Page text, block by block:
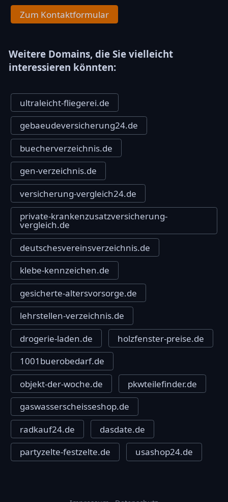
Zum Kontaktformular
Weitere Domains, die Sie vielleicht
interessieren könnten:
ultraleicht-fliegerei.de
gebaeudeversicherung24.de
buecherverzeichnis.de
gen-verzeichnis.de
versicherung-vergleich24.de
private-krankenzusatzversicherung-
vergleich.de
deutschesvereinsverzeichnis.de
klebe-kennzeichen.de
gesicherte-altersvorsorge.de
lehrstellen-verzeichnis.de
drogerie-laden.de
holzfenster-preise.de
1001buerobedarf.de
objekt-der-woche.de
pkwteilefinder.de
gaswasserscheisseshop.de
radkauf24.de
dasdate.de
partyzelte-festzelte.de
usashop24.de